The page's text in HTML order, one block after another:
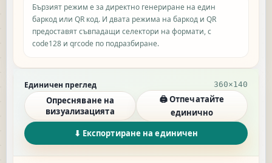
Бързият режим е за директно генериране на един
баркод или QR код. И двата режима на баркод и QR
предоставят съвпадащи селектори на формати, с
code128 и qrcode по подразбиране.
Единичен преглед 360×140
Опресняване на
визуализацията
🖨 Отпечатайте
единично
⬇ Експортиране на единичен